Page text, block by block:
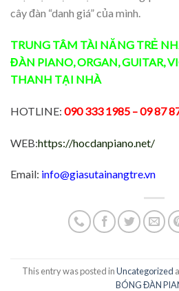
cây đàn “danh giá” của mình.
TRUNG TÂM TÀI NĂNG TRẺ
ĐÀN PIANO,ORGAN,GUITAR,
THANH TẠI NHÀ
HOTLINE: 090 333 1985 – 09 87
WEB:https://hocdanpiano.net/
Email: info@giasutainangtre.vn
This entry was posted inUncategorized
BÓNG ĐÀN